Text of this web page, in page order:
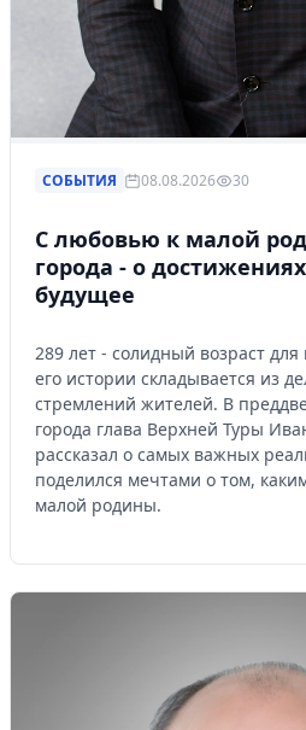
СОБЫТИЯ 08.08.2026 30
С любовью к малой
города - о
будущее
289 лет - солидный возраст
его истории складывается из
стремлений жителей. В
города глава Верхней Туры
рассказал о самых важных
поделился мечтами о том,
малой родины.